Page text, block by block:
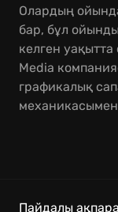
Олардың
бар, бұл
келген уақытта
Media
графикалық
Пайдалы